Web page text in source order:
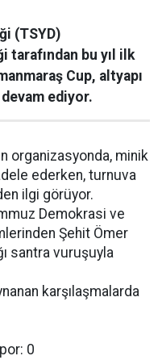
(TSYD)
tarafından bu yıl ilk
Cup, altyapı
ediyor.
organizasyonda, minik
ederken, turnuva
ilgi görüyor.
Demokrasi ve
Şehit Ömer
santra vuruşuyla
karşılaşmalarda
0